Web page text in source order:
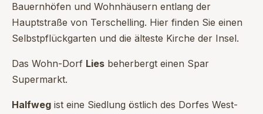
Bauernhöfen und Wohnhäusern entlang der
Hauptstraße von Terschelling. Hier finden Sie einen
Selbstpflückgarten und die älteste Kirche der Insel.
Das Wohn-Dorf Lies beherbergt einen Spar
Supermarkt.
Halfweg ist eine Siedlung östlich des Dorfes West-